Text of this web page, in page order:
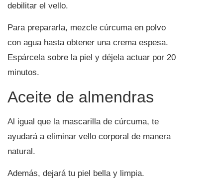
debilitar el vello.
Para prepararla, mezcle cúrcuma en polvo
con agua hasta obtener una crema espesa.
Espárcela sobre la piel y déjela actuar por 20
minutos.
Aceite de almendras
Al igual que la mascarilla de cúrcuma, te
ayudará a eliminar vello corporal de manera
natural.
Además, dejará tu piel bella y limpia.